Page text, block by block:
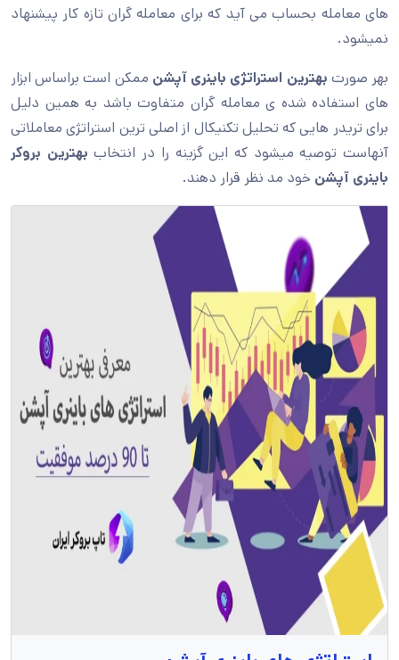
های معامله بحساب می آید که برای معامله گران تازه کار پیشنهاد
نمیشود.
بهر صورت بهترین استراتژی باینری آپشن ممکن است براساس ابزار
های استفاده شده ی معامله گران متفاوت باشد به همین دلیل
برای تریدر هایی که تحلیل تکنیکال از اصلی ترین استراتژی معاملاتی
آنهاست توصیه میشود که این گزینه را در انتخاب بهترین بروکر
باینری آپشن خود مد نظر قرار دهند.